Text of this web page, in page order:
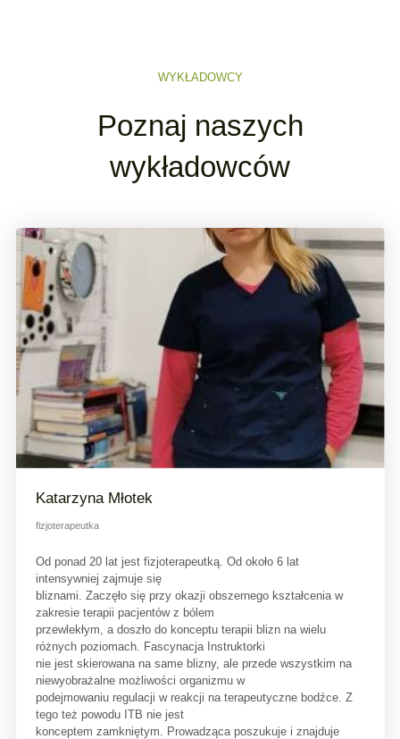
WYKŁADOWCY
Poznaj naszych
wykładowców
Katarzyna Młotek
fizjoterapeutka
Od ponad 20 lat jest fizjoterapeutką. Od około 6 lat
intensywniej zajmuje się
bliznami. Zaczęło się przy okazji obszernego kształcenia w
zakresie terapii pacjentów z bólem
przewlekłym, a doszło do konceptu terapii blizn na wielu
różnych poziomach. Fascynacja Instruktorki
nie jest skierowana na same blizny, ale przede wszystkim na
niewyobrażalne możliwości organizmu w
podejmowaniu regulacji w reakcji na terapeutyczne bodźce. Z
tego też powodu ITB nie jest
konceptem zamkniętym. Prowadząca poszukuje i znajduje